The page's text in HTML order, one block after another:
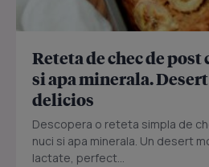
Reteta de chec de post
si apa minerala.
delicios
Descopera o reteta simpla de
nuci si apa minerala. Un desert
lactate, perfect...